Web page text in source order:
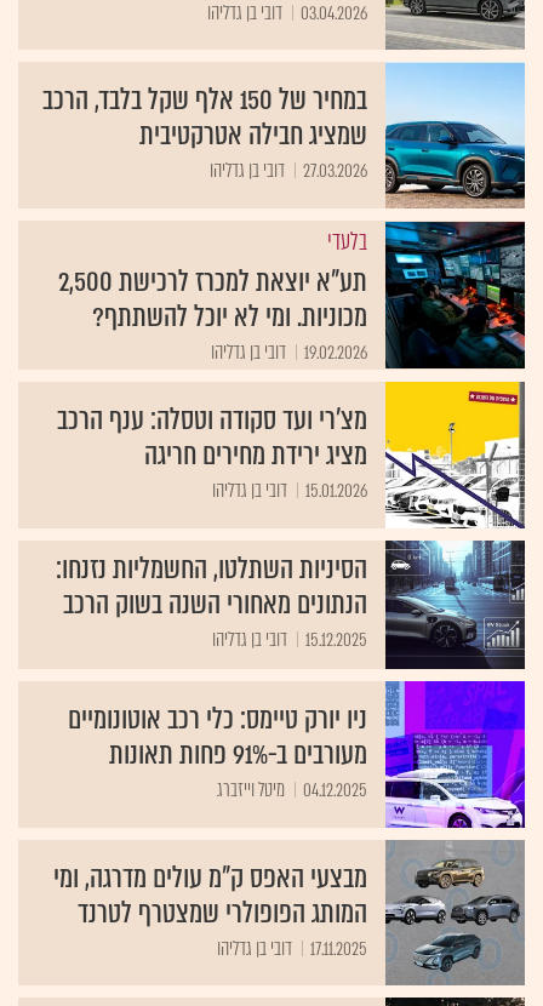
03.04.2026 דובי בן גדליהו
במחיר של 150 אלף שקל בלבד, הרכב
שמציג חבילה אטרקטיבית
27.03.2026 דובי בן גדליהו
בלעדי
תע"א יוצאת למכרז לרכישת 2,500
מכוניות. ומי לא יוכל להשתתף?
19.02.2026 דובי בן גדליהו
מצ'רי ועד סקודה וטסלה: ענף הרכב
מציג ירידת מחירים חריגה
15.01.2026 דובי בן גדליהו
הסיניות השתלטו, החשמליות נזנחו:
הנתונים מאחורי השנה בשוק הרכב
15.12.2025 דובי בן גדליהו
ניו יורק טיימס: כלי רכב אוטונומיים
מעורבים ב-91% פחות תאונות
04.12.2025 מיטל וייזברג
מבצעי האפס ק"מ עולים מדרגה, ומי
המותג הפופולרי שמצטרף לטרנד
17.11.2025 דובי בן גדליהו